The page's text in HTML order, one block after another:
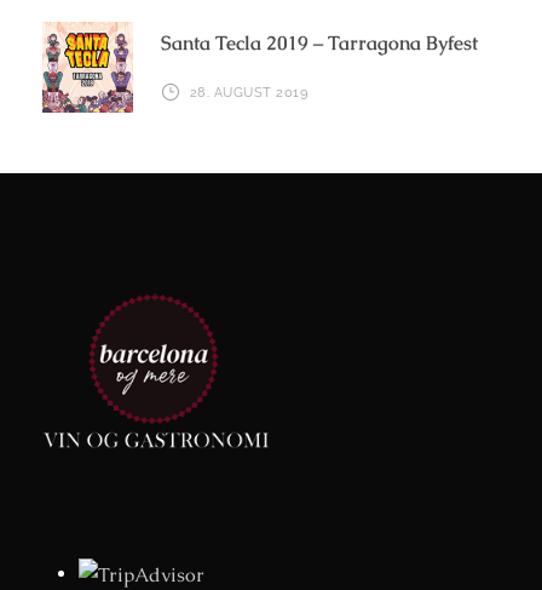
Santa Tecla 2019 – Tarragona Byfest
28. AUGUST 2019